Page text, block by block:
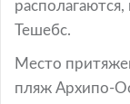
располагаются,
Тешебс.
Место
пляж Архипо-